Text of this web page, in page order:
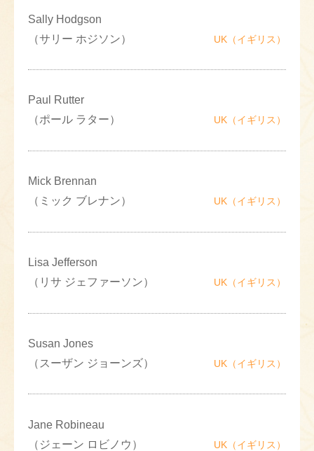
Sally Hodgson
（サリー ホジソン）
UK（イギリス）
Paul Rutter
（ポール ラター）
UK（イギリス）
Mick Brennan
（ミック ブレナン）
UK（イギリス）
Lisa Jefferson
（リサ ジェファーソン）
UK（イギリス）
Susan Jones
（スーザン ジョーンズ）
UK（イギリス）
Jane Robineau
（ジェーン ロビノウ）
UK（イギリス）